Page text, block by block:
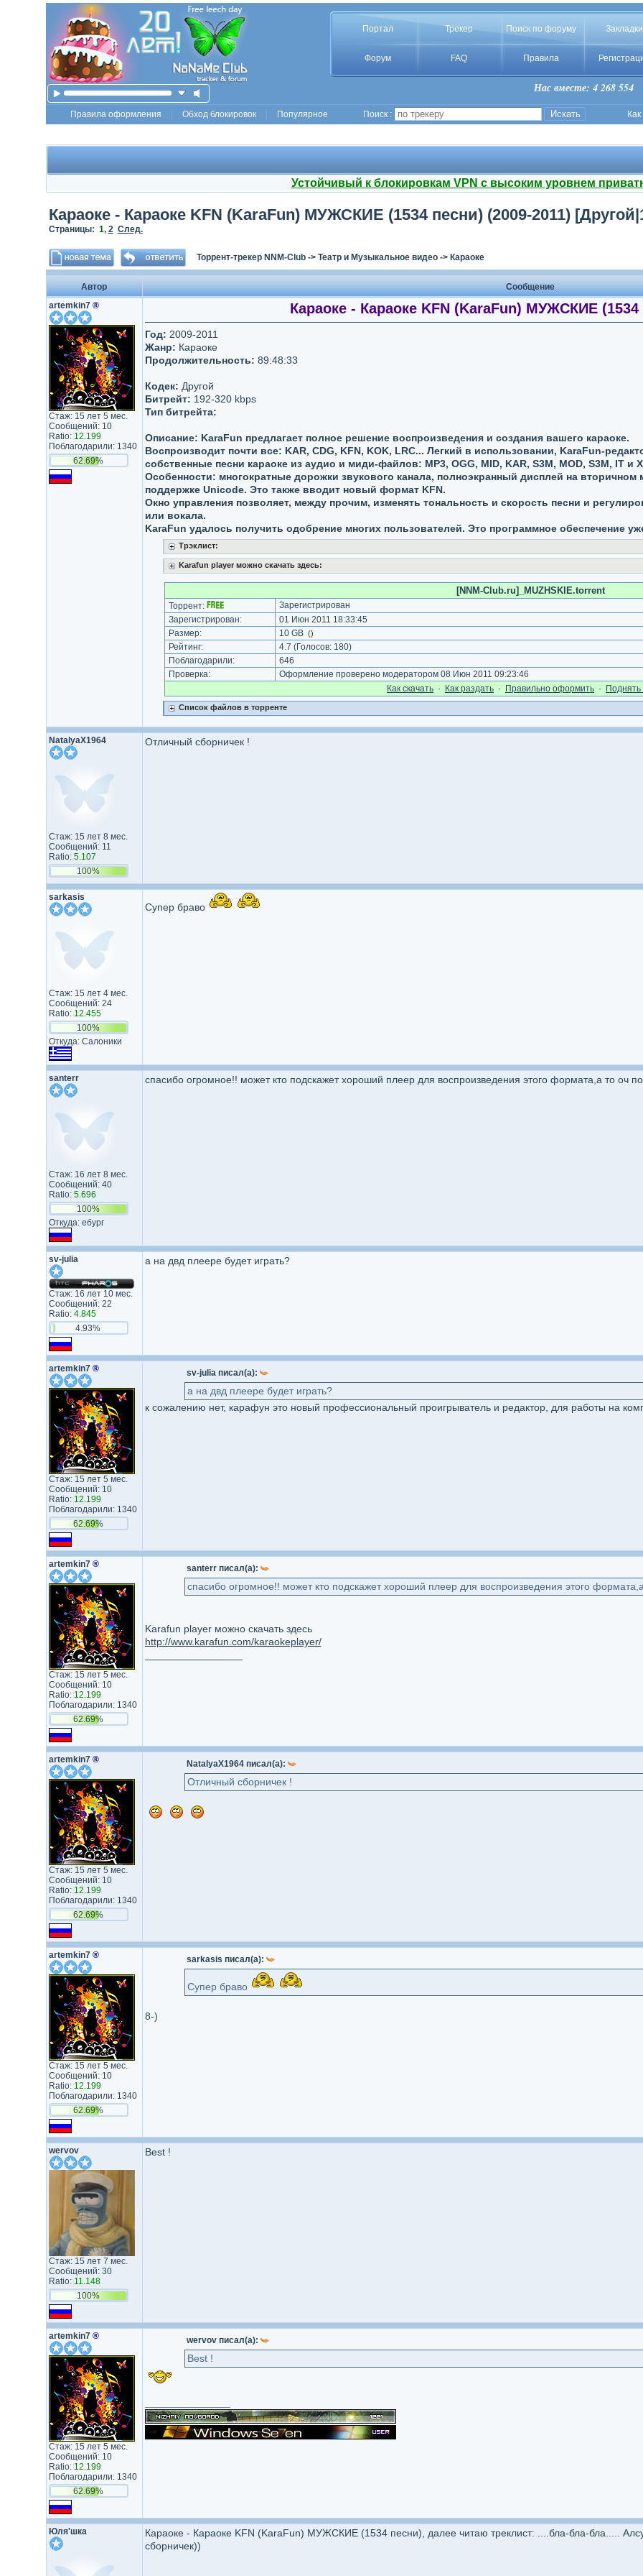
Портал Трекер Поиск по форуму Закладки
Форум FAQ Правила
Нас вместе: 4 268 554
Правила оформления Обход блокировок Популярное Поиск :
Устойчивый к блокировкам VPN с высоким уровнем
Караоке - Караоке KFN (KaraFun) МУЖСКИЕ (1534 песни) (2009-2011)
Страницы: 1, 2 След.
Торрент-трекер NNM-Club-> Театр и Музыкальное видео-> Караоке
Автор
Сообщение
artemkin7 ®
Стаж: 15 лет 5 мес.
Сообщений: 10
Ratio: 12.199
Поблагодарили: 1340
62.69%
Караоке - Караоке KFN (KaraFun) МУЖСКИЕ (1534
Год: 2009-2011
Жанр: Караоке
Продолжительность: 89:48:33
Кодек: Другой
Битрейт: 192-320 kbps
Тип битрейта:
Описание: KaraFun предлагает полное решение воспроизведения и создания вашего караоке.
Воспроизводит почти все: KAR, CDG, KFN, KOK, LRC... Легкий в использовании, KaraFun-
собственные песни караоке из аудио и миди-файлов: MP3, OGG, MID, KAR, S3M, MOD, S3M, IT и
Особенности: многократные дорожки звукового канала, полноэкранный дисплей на
поддержке Unicode. Это также вводит новый формат KFN.
Окно управления позволяет, между прочим, изменять тональность и скорость песни и
или вокала.
KaraFun удалось получить одобрение многих пользователей. Это программное обеспечение
Трэклист:
Karafun player можно скачать здесь:
[NNM-Club.ru]_MUZHSKIE.torrent
Торрент: Зарегистрирован
Зарегистрирован:
01 Июн 2011 18:33:45
Размер:
10 GB ()
Рейтинг: 4.7 (Голосов: 180)
Поблагодарили:
646
Проверка:
Оформление проверено модератором 08 Июн 2011 09:23:46
Как cкачать · Как раздать · Правильно оформить · Поднять
Список файлов в торренте
NatalyaX1964
Стаж: 15 лет 8 мес.
Сообщений: 11
Ratio: 5.107
100%
Отличный сборничек !
sarkasis
Стаж: 15 лет 4 мес.
Сообщений: 24
Ratio: 12.455
100%
Откуда: Салоники
Супер браво
santerr
Стаж: 16 лет 8 мес.
Сообщений: 40
Ratio: 5.696
100%
Откуда: ебург
спасибо огромное!! может кто подскажет хороший плеер для воспроизведения этого формата,а то оч по
sv-julia
Стаж: 16 лет 10 мес.
Сообщений: 22
Ratio: 4.845
4.93%
а на двд плеере будет играть?
artemkin7 ®
Стаж: 15 лет 5 мес.
Сообщений: 10
Ratio: 12.199
Поблагодарили: 1340
62.69%
sv-julia писал(а):
а на двд плеере будет играть?
к сожалению нет, карафун это новый профессиональный проигрыватель и редактор, для работы на
artemkin7 ®
Стаж: 15 лет 5 мес.
Сообщений: 10
Ratio: 12.199
Поблагодарили: 1340
62.69%
santerr писал(а):
спасибо огромное!! может кто подскажет хороший плеер для воспроизведения этого формата,а
Karafun player можно скачать здесь
http://www.karafun.com/karaokeplayer/
artemkin7 ®
Стаж: 15 лет 5 мес.
Сообщений: 10
Ratio: 12.199
Поблагодарили: 1340
62.69%
NatalyaX1964 писал(а):
Отличный сборничек !
artemkin7 ®
Стаж: 15 лет 5 мес.
Сообщений: 10
Ratio: 12.199
Поблагодарили: 1340
62.69%
sarkasis писал(а):
Супер браво
8-)
wervov
Стаж: 15 лет 7 мес.
Сообщений: 30
Ratio: 11.148
100%
Best !
artemkin7 ®
Стаж: 15 лет 5 мес.
Сообщений: 10
Ratio: 12.199
Поблагодарили: 1340
62.69%
wervov писал(а):
Best !
Юля'шка
Караоке - Караоке KFN (KaraFun) МУЖСКИЕ (1534 песни), далее читаю треклист: ....бла-бла-бла.....
сборничек))